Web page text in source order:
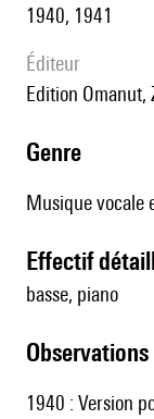
1940, 1941
éditeur
Edition Omanut,
genre
Musique vocale
effectif
basse, piano
observations
1940 : Version